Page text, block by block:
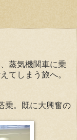
蒸気機関車に乗
てしまう旅へ。
乗。既に大興奮の